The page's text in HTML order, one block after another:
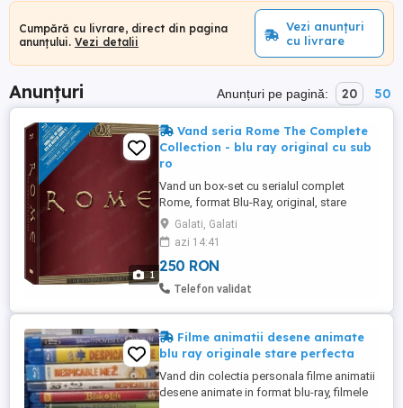
Cumpără cu livrare, direct din pagina
anunțului. Vezi detalii
Vezi anunțuri
cu livrare
Anunțuri Anunțuri pe pagină: 20 50
1
Vand seria Rome The Complete
Collection - blu ray original cu sub
ro
Vand un box-set cu serialul complet
Rome, format Blu-Ray, original, stare
perfecta, are si subtitrare in Romana. Nu
sunt interesat de schimburi! Livrare in
Galati dar trimit si in tara prin curier rapid.
Galati, Galati
azi 14:41
250 RON
Telefon validat
Filme animatii desene animate
blu ray originale stare perfecta
Vand din colectia personala filme animatii
desene animate in format blu-ray, filmele